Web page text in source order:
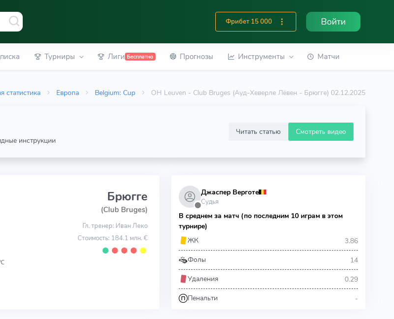
Фрибет 15 000 Войти
Турниры Лиги Бесплатно Прогнозы Инструменты Матчи
статистика Европа Belgium: Cup OH Leuven - Club Bruges (Ауд-Хеверле Лёвен - Брюгге) 02.12.2025
инструкции
Читать статью Смотреть видео
Брюгге
(Club Bruges)
Гл. тренер: Иван Леко
Стоимость: 184.1 млн. €
⬤ ⬤ ⬤ ⬤ ⬤
⬤
Джаспер Верготе
Судья
В среднем за матч (по последним 10 играм в этом
турнире)
ЖК
3.86
Фолы 14
Удаления 0.29
Пенальти -